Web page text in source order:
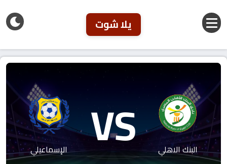
يلا شوت
البنك الاهلي VS الإسماعيلي